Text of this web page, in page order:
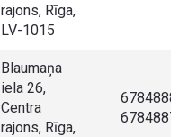
rajons, Rīga,
LV-1015
Blaumaņa
iela 26,
Centra
rajons, Rīga,
67848880,
67848877